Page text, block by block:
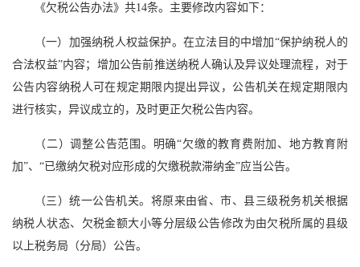
《欠税公告办法》共14条。主要修改内容如下：
（一）加强纳税人权益保护。在立法目的中增加“保护纳税人的
合法权益”内容；增加公告前推送纳税人确认及异议处理流程，对于
公告内容纳税人可在规定期限内提出异议，公告机关在规定期限内
进行核实，异议成立的，及时更正欠税公告内容。
（二）调整公告范围。明确“欠缴的教育费附加、地方教育附
加”、“已缴纳欠税对应形成的欠缴税款滞纳金”应当公告。
（三）统一公告机关。将原来由省、市、县三级税务机关根据
纳税人状态、欠税金额大小等分层级公告修改为由欠税所属的县级
以上税务局（分局）公告。